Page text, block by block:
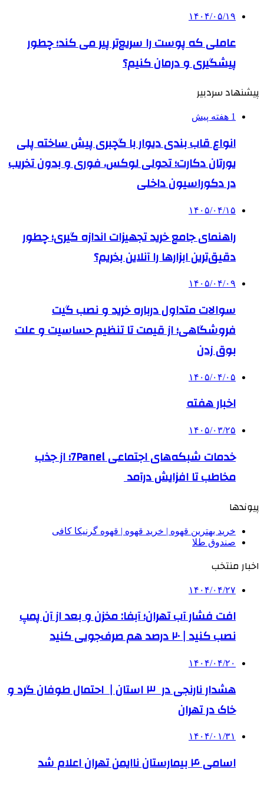
۱۴۰۴/۰۵/۱۹
عاملی که پوست را سریع‌تر پیر می کند؛ چطور
پیشگیری و درمان کنیم؟
پیشنهاد سردبیر
1 هفته پیش
انواع قاب بندی دیوار با گچبری پیش ساخته پلی
یورتان دکارت؛ تحولی لوکس، فوری و بدون تخریب
در دکوراسیون داخلی
۱۴۰۵/۰۴/۱۵
راهنمای جامع خرید تجهیزات اندازه گیری؛ چطور
دقیق‌ترین ابزارها را آنلاین بخریم؟
۱۴۰۵/۰۴/۰۹
سوالات متداول درباره خرید و نصب گیت
فروشگاهی؛ از قیمت تا تنظیم حساسیت و علت
بوق زدن
۱۴۰۵/۰۴/۰۵
اخبار هفته
۱۴۰۵/۰۳/۲۵
خدمات شبکه‌های اجتماعی 7Panel؛ از جذب
مخاطب تا افزایش درآمد
پیوندها
خرید بهترین قهوه | خرید قهوه | قهوه گرنیکا کافی
صندوق طلا
اخبار منتخب
۱۴۰۴/۰۴/۲۷
افت فشار آب تهران؛ آبفا: مخزن و بعد از آن پمپ
نصب کنید | ۲۰ درصد هم صرف‌جویی کنید
۱۴۰۴/۰۴/۲۰
هشدار نارنجی در ۳ استان | احتمال طوفان گرد و
خاک در تهران
۱۴۰۴/۰۱/۳۱
اسامی ۴ بیمارستان‌ ناایمن تهران اعلام شد